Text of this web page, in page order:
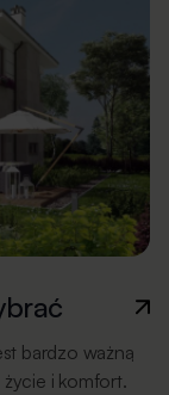
bardzo ważną
i komfort.